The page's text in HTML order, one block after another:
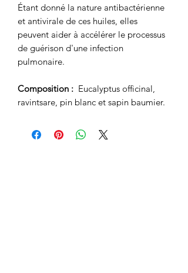
Étant donné la nature antibactérienne
et antivirale de ces huiles, elles
peuvent aider à accélérer le processus
de guérison d'une infection
pulmonaire.
Composition : Eucalyptus officinal,
ravintsare, pin blanc et sapin baumier.